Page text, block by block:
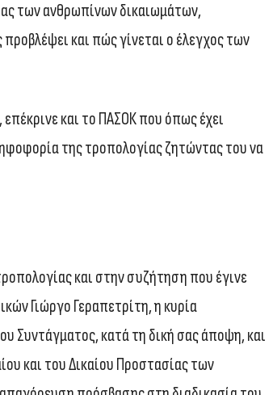
των ανθρωπίνων δικαιωμάτων,
και πώς γίνεται ο έλεγχος των
και το ΠΑΣΟΚ που όπως έχει
της τροπολογίας ζητώντας του να
και στην συζήτηση που έγινε
Γιώργο Γεραπετρίτη, η κυρία
Συντάγματος, κατά τη δική σας άποψη, και
και του Δικαίου Προστασίας των